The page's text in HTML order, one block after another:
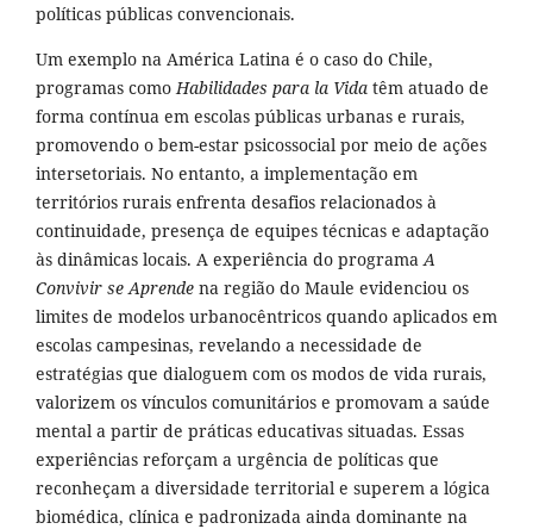
políticas públicas convencionais.
Um exemplo na América Latina é o caso do Chile,
programas comoHabilidades para la Vida têm atuado de
forma contínua em escolas públicas urbanas e rurais,
promovendo o bem-estar psicossocial por meio de ações
intersetoriais. No entanto, a implementação em
territórios rurais enfrenta desafios relacionados à
continuidade, presença de equipes técnicas e adaptação
às dinâmicas locais. A experiência do programaA
Convivir se Aprende na região do Maule evidenciou os
limites de modelos urbanocêntricos quando aplicados em
escolas campesinas, revelando a necessidade de
estratégias que dialoguem com os modos de vida rurais,
valorizem os vínculos comunitários e promovam a saúde
mental a partir de práticas educativas situadas. Essas
experiências reforçam a urgência de políticas que
reconheçam a diversidade territorial e superem a lógica
biomédica, clínica e padronizada ainda dominante na